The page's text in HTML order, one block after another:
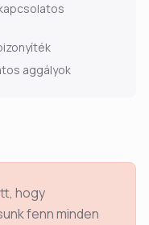
aggályok
hogy
fenn minden